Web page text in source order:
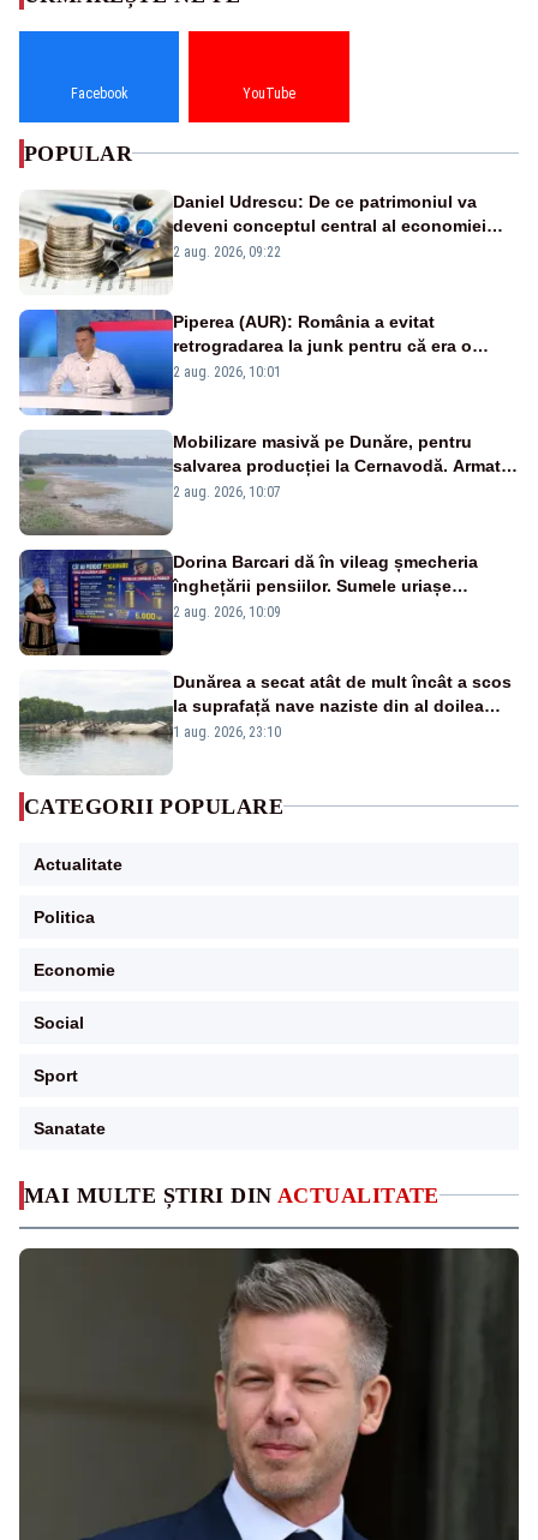
MAI MULTE ȘTIRI DIN ACTUALITATE
Facebook YouTube
POPULAR
Daniel Udrescu: De ce patrimoniul va
deveni conceptul central al economiei
viitoare?
2 aug. 2026, 09:22
Piperea (AUR): România a evitat
retrogradarea la junk pentru că era o
catastrofă pentru bănci și fondurile de
2 aug. 2026, 10:01
Mobilizare masivă pe Dunăre, pentru
salvarea producției la Cernavodă. Armata
va detona o stâncă și va devia apa
2 aug. 2026, 10:07
Dorina Barcari dă în vileag șmecheria
înghețării pensiilor. Sumele uriașe
pierdute de fiecare român
2 aug. 2026, 10:09
Dunărea a secat atât de mult încât a scos
la suprafață nave naziste din al doilea
război mondial
1 aug. 2026, 23:10
CATEGORII POPULARE
Actualitate
Politica
Economie
Social
Sport
Sanatate